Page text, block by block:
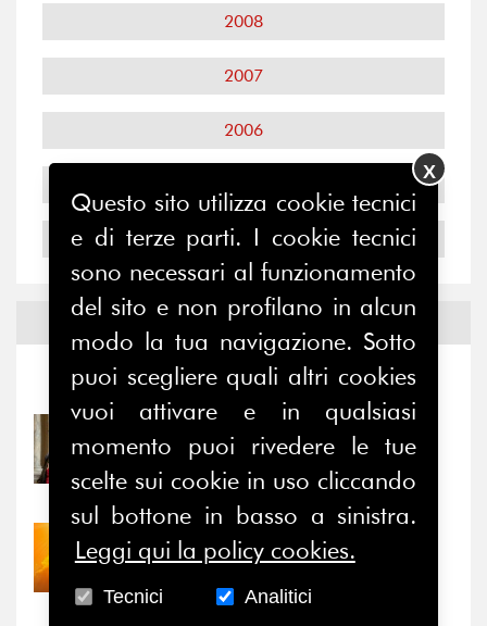
2008
2007
2006
2004
Notizie ed Eventi
Notizie -Eventi
31/07/2026
Prima della pausa estiva,
il valore di...
30/07/2026
Nove anni dopo la
“grande cecità”: la...
Questo sito utilizza cookie tecnici
e di terze parti. I cookie tecnici
sono necessari al funzionamento
del sito e non profilano in alcun
modo la tua navigazione. Sotto
puoi scegliere quali altri cookies
vuoi attivare e in qualsiasi
momento puoi rivedere le tue
scelte sui cookie in uso cliccando
sul bottone in basso a sinistra.
Leggi qui la policy cookies.
Tecnici Analitici
X